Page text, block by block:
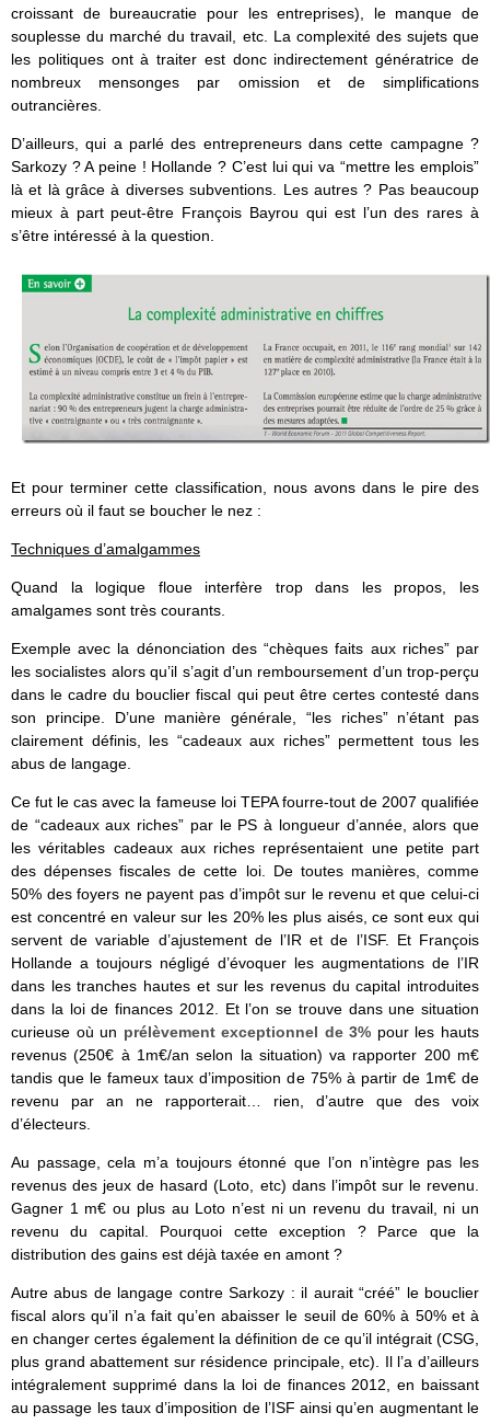
croissant de bureaucratie pour les entreprises), le manque de
souplesse du marché du travail, etc. La complexité des sujets que
les politiques ont à traiter est donc indirectement génératrice de
nombreux mensonges par omission et de simplifications
outrancières.
D’ailleurs, qui a parlé des entrepreneurs dans cette campagne ?
Sarkozy ? A peine ! Hollande ? C’est lui qui va “mettre les emplois”
là et là grâce à diverses subventions. Les autres ? Pas beaucoup
mieux à part peut-être François Bayrou qui est l’un des rares à
s’être intéressé à la question.
Et pour terminer cette classification, nous avons dans le pire des
erreurs où il faut se boucher le nez :
Techniques d’amalgammes
Quand la logique floue interfère trop dans les propos, les
amalgames sont très courants.
Exemple avec la dénonciation des “chèques faits aux riches” par
les socialistes alors qu’il s’agit d’un remboursement d’un trop-perçu
dans le cadre du bouclier fiscal qui peut être certes contesté dans
son principe. D’une manière générale, “les riches” n’étant pas
clairement définis, les “cadeaux aux riches” permettent tous les
abus de langage.
Ce fut le cas avec la fameuse loi TEPA fourre-tout de 2007 qualifiée
de “cadeaux aux riches” par le PS à longueur d’année, alors que
les véritables cadeaux aux riches représentaient une petite part
des dépenses fiscales de cette loi. De toutes manières, comme
50% des foyers ne payent pas d’impôt sur le revenu et que celui-ci
est concentré en valeur sur les 20% les plus aisés, ce sont eux qui
servent de variable d’ajustement de l’IR et de l’ISF. Et François
Hollande a toujours négligé d’évoquer les augmentations de l’IR
dans les tranches hautes et sur les revenus du capital introduites
dans la loi de finances 2012. Et l’on se trouve dans une situation
curieuse où un prélèvement exceptionnel de 3% pour les hauts
revenus (250€ à 1m€/an selon la situation) va rapporter 200 m€
tandis que le fameux taux d’imposition de 75% à partir de 1m€ de
revenu par an ne rapporterait… rien, d’autre que des voix
d’électeurs.
Au passage, cela m’a toujours étonné que l’on n’intègre pas les
revenus des jeux de hasard (Loto, etc) dans l’impôt sur le revenu.
Gagner 1 m€ ou plus au Loto n’est ni un revenu du travail, ni un
revenu du capital. Pourquoi cette exception ? Parce que la
distribution des gains est déjà taxée en amont ?
Autre abus de langage contre Sarkozy : il aurait “créé” le bouclier
fiscal alors qu’il n’a fait qu’en abaisser le seuil de 60% à 50% et à
en changer certes également la définition de ce qu’il intégrait (CSG,
plus grand abattement sur résidence principale, etc). Il l’a d’ailleurs
intégralement supprimé dans la loi de finances 2012, en baissant
au passage les taux d’imposition de l’ISF ainsi qu’en augmentant le